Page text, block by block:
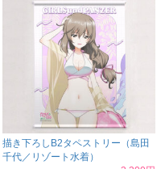
描き下ろしB2タペストリー（島田
千代／リゾート水着）